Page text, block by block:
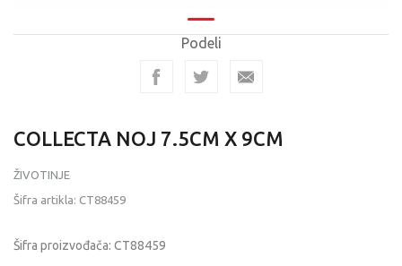
Podeli
COLLECTA NOJ 7.5CM X 9CM
ŽIVOTINJE
Šifra artikla: CT88459
Šifra proizvođača: CT88459